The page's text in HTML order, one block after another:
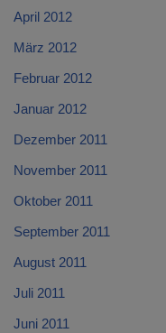
April 2012
März 2012
Februar 2012
Januar 2012
Dezember 2011
November 2011
Oktober 2011
September 2011
August 2011
Juli 2011
Juni 2011